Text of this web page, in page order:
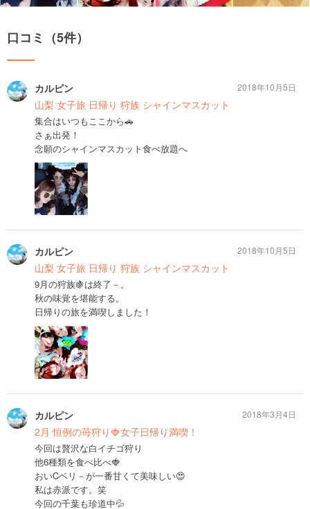
口コミ（5件）
カルピン
山梨 女子旅 日帰り 狩族 シャインマスカット
集合はいつもここから🚗
さぁ出発！
念願のシャインマスカット食べ放題へ
2018年10月5日
カルピン
山梨 女子旅 日帰り 狩族 シャインマスカット
9月の狩族🍇は終了－。
秋の味覚を堪能する。
日帰りの旅を満喫しました！
2018年10月5日
カルピン
2月 恒例の苺狩り🍓女子日帰り満喫！
今回は贅沢な白イチゴ狩り
他6種類を食べ比べ🍓
おいCベリ－が一番甘くて美味しい😍
私は赤派です。笑
今回の千葉も珍道中💦
2018年3月4日